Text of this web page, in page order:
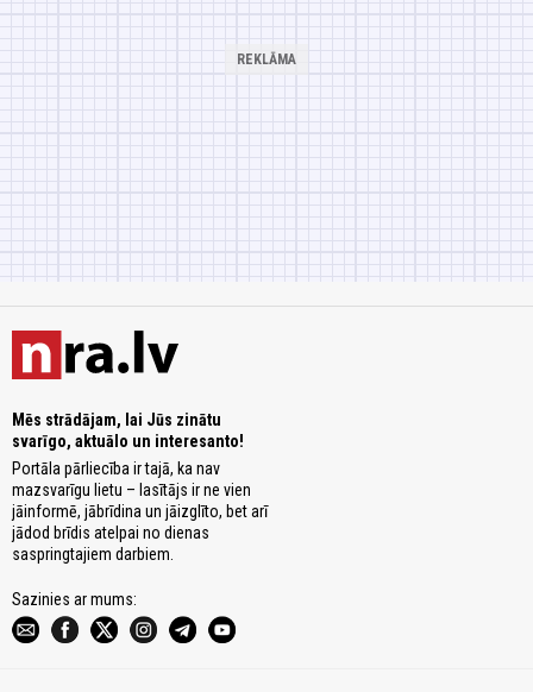
Mēs strādājam, lai Jūs zinātu
svarīgo, aktuālo un interesanto!
Portāla pārliecība ir tajā, ka nav
mazsvarīgu lietu – lasītājs ir ne vien
jāinformē, jābrīdina un jāizglīto, bet arī
jādod brīdis atelpai no dienas
saspringtajiem darbiem.
Sazinies ar mums: